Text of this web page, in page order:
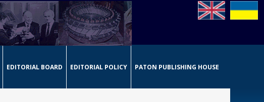
EDITORIAL BOARD EDITORIAL POLICY PATON PUBLISHING HOUSE